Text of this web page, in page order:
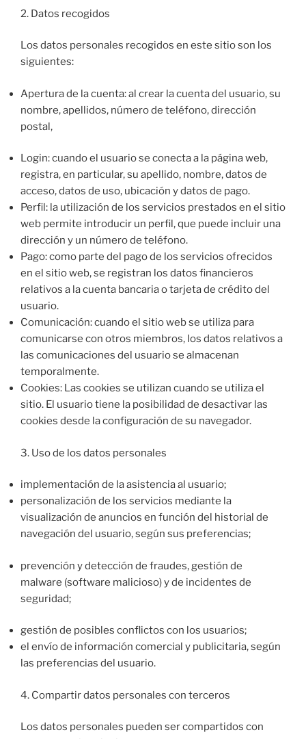
2. Datos recogidos
Los datos personales recogidos en este sitio son los
siguientes:
Apertura de la cuenta: al crear la cuenta del usuario, su
nombre, apellidos, número de teléfono, dirección
postal,
Login: cuando el usuario se conecta a la página web,
registra, en particular, su apellido, nombre, datos de
acceso, datos de uso, ubicación y datos de pago.
Perfil: la utilización de los servicios prestados en el sitio
web permite introducir un perfil, que puede incluir una
dirección y un número de teléfono.
Pago: como parte del pago de los servicios ofrecidos
en el sitio web, se registran los datos financieros
relativos a la cuenta bancaria o tarjeta de crédito del
usuario.
Comunicación: cuando el sitio web se utiliza para
comunicarse con otros miembros, los datos relativos a
las comunicaciones del usuario se almacenan
temporalmente.
Cookies: Las cookies se utilizan cuando se utiliza el
sitio. El usuario tiene la posibilidad de desactivar las
cookies desde la configuración de su navegador.
3. Uso de los datos personales
implementación de la asistencia al usuario;
personalización de los servicios mediante la
visualización de anuncios en función del historial de
navegación del usuario, según sus preferencias;
prevención y detección de fraudes, gestión de
malware (software malicioso) y de incidentes de
seguridad;
gestión de posibles conflictos con los usuarios;
el envío de información comercial y publicitaria, según
las preferencias del usuario.
4. Compartir datos personales con terceros
Los datos personales pueden ser compartidos con